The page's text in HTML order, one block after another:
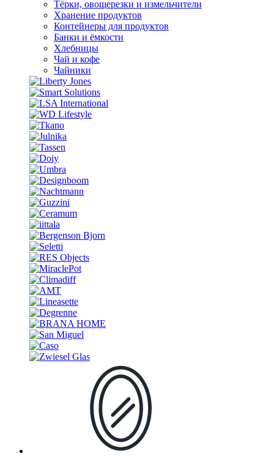
Тёрки, овощерезки и измельчители
Хранение продуктов
Контейнеры для продуктов
Банки и ёмкости
Хлебницы
Чай и кофе
Чайники